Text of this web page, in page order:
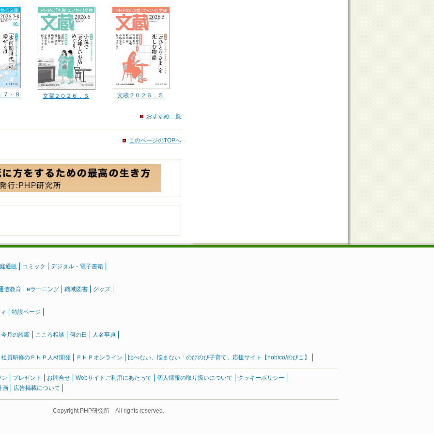
７・８ 文蔵２０２６．６ 文蔵２０２６．５
おすすめ一覧
このページのTOPへ
通販 コミック デジタル・電子書籍
信教育 eラーニング 職域図書 グッズ
特設ページ
月の診断 こころ相談 何の日 人名事典
社員研修のＰＨＰ人材開発 ＰＨＰオンライン 比べない、悩まない「のびのび子育て」応援サイト【nobico/のびこ】
ン プレゼント お問合せ Webサイトご利用にあたって 個人情報の取り扱いについて
クッキーポリシー
画
広告掲載について
Copyright PHP研究所 All rights reserved.